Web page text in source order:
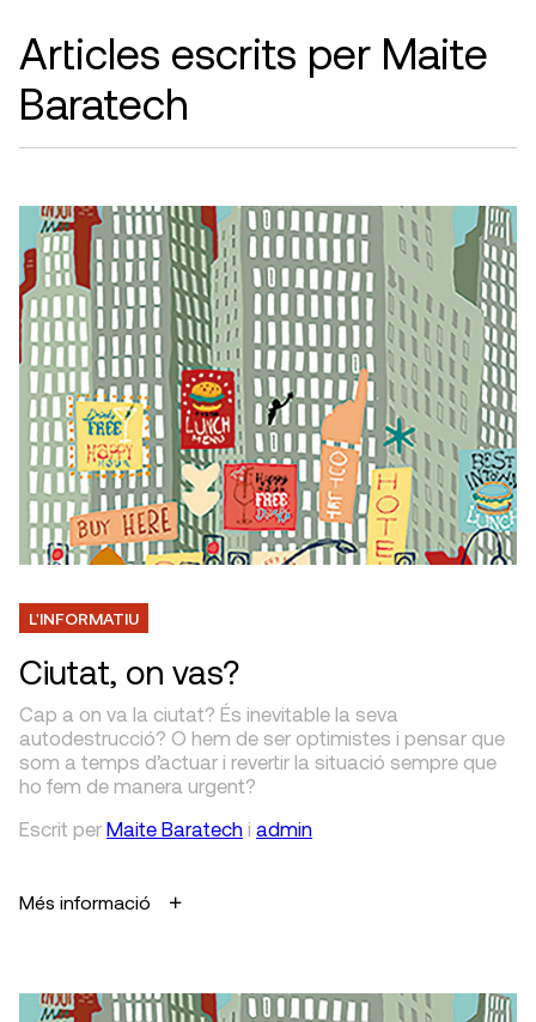
Articles escrits per Maite
Baratech
L'INFORMATIU
Ciutat, on vas?
Cap a on va la ciutat? És ine­vitable la seva
autodestruc­ció? O hem de ser optimistes i pensar que
som a temps d’actuar i revertir la situació sempre que
ho fem de manera urgent?
Escrit per Maite Baratech i admin
Més informació